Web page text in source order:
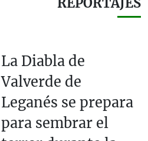
REPORTAJES
La Diabla de
Valverde de
Leganés se prepara
para sembrar el